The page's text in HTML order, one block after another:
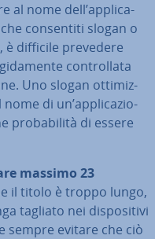
al nome dell’ap­pli­ca­
con­sen­ti­ti slogan o
difficile prevedere
con­trol­la­ta
Uno slogan ot­ti­miz­
nome di un’ap­pli­ca­zio­
pro­ba­bi­li­tà di essere
massimo 23
il titolo è troppo lungo,
tagliato nei di­spo­si­ti­vi
sempre evitare che ciò